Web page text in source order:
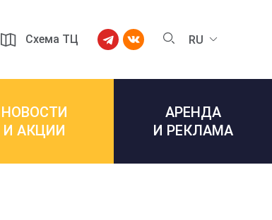
Схема ТЦ RU
НОВОСТИ
И АКЦИИ
АРЕНДА
И РЕКЛАМА